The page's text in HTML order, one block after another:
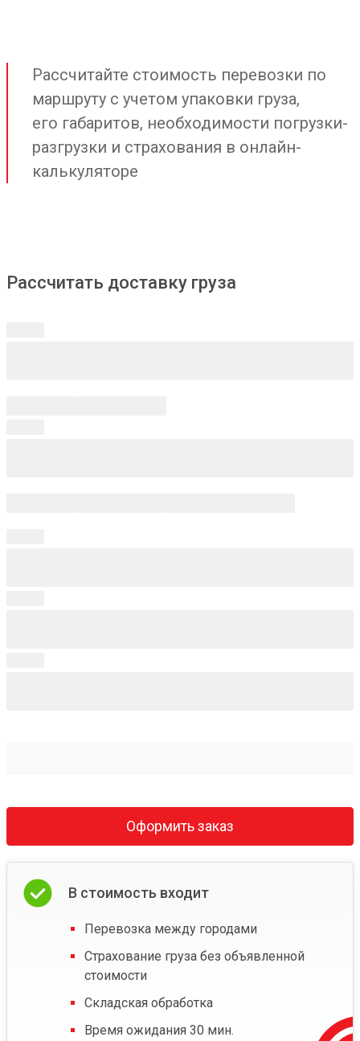
Рассчитайте стоимость перевозки по
маршруту с учетом упаковки груза,
его габаритов, необходимости погрузки-
разгрузки и страхования в онлайн-
калькуляторе
Рассчитать доставку груза
Оформить заказ
В стоимость входит
Перевозка между городами
Страхование груза без объявленной
стоимости
Складская обработка
Время ожидания 30 мин.